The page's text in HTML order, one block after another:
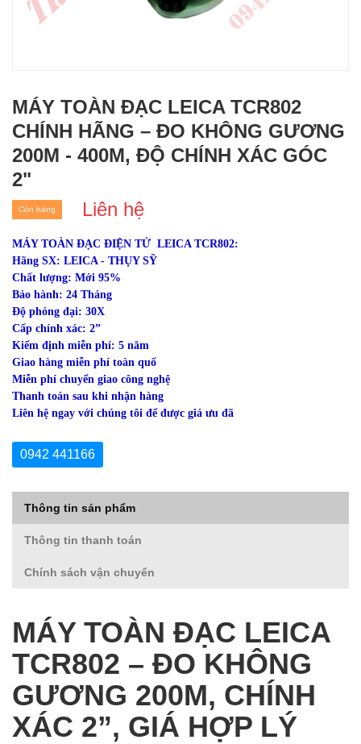
MÁY TOÀN ĐẠC LEICA TCR802
CHÍNH HÃNG – ĐO KHÔNG GƯƠNG
200M - 400M, ĐỘ CHÍNH XÁC GÓC
2"
Liên hệ
Còn hàng
MÁY TOÀN ĐẠC ĐIỆN TỬ LEICA TCR802:
Hãng SX: LEICA - THỤY SỸ
Chất lượng: Mới 95%
Bảo hành: 24 Tháng
Độ phóng đại: 30X
Cấp chính xác: 2”
Kiểm định miễn phí: 5 năm
Giao hàng miễn phí toàn quố
Miễn phí chuyển giao công nghệ
Thanh toán sau khi nhận hàng
Liên hệ ngay với chúng tôi để được giá ưu đã
0942 441166
Thông tin sản phẩm
Thông tin thanh toán
Chính sách vận chuyển
MÁY TOÀN ĐẠC LEICA
TCR802 – ĐO KHÔNG
GƯƠNG 200M, CHÍNH
XÁC 2”, GIÁ HỢP LÝ